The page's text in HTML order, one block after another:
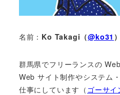
名前： Ko Takagi（@ko31 ）
群馬県でフリーランスの
Web サイト制作やシステム
仕事にしています（ ゴーサイ